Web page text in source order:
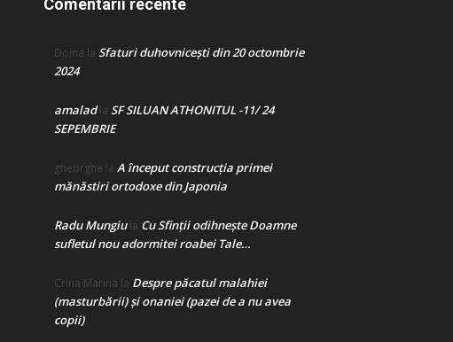
Comentarii recente
Doina la Sfaturi duhovnicești din 20 octombrie
2024
amaladla SF SILUAN ATHONITUL -11/ 24
SEPEMBRIE
gheorghe la A început construcţia primei
mănăstiri ortodoxe din Japonia
Radu Mungiula Cu Sfinții odihnește Doamne
sufletul nou adormitei roabei Tale…
Crina Marina la Despre păcatul malahiei
(masturbării) şi onaniei (pazei de a nu avea
copii)